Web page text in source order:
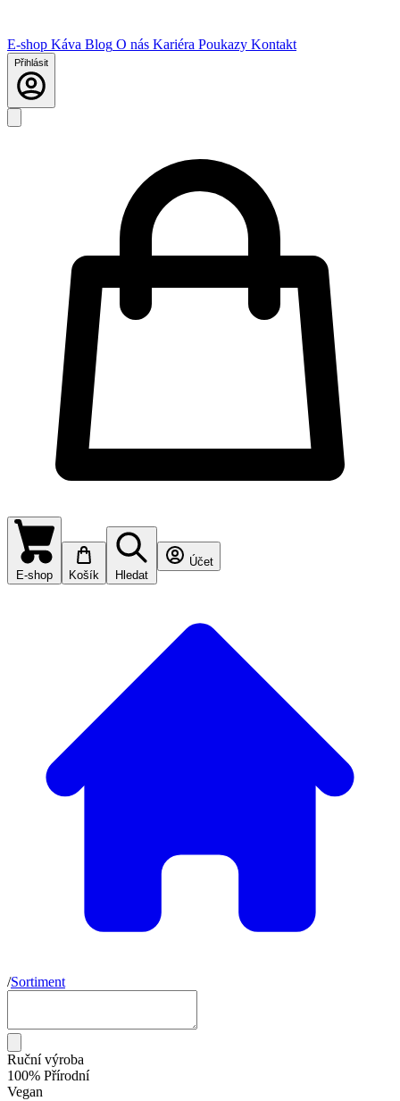
E-shop Káva Blog O nás Kariéra Poukazy Kontakt
Přihlásit
E-shop Košík Hledat
Účet
/Sortiment
Ruční výroba
100% Přírodní
Vegan